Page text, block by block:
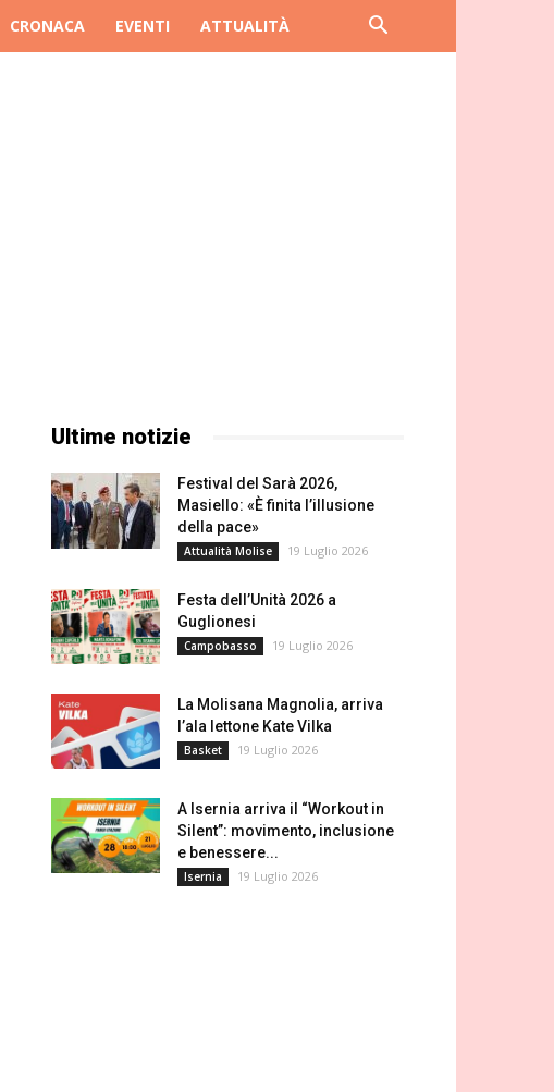
CRONACA EVENTI ATTUALITÀ
Ultime notizie
Festival del Sarà 2026,
Masiello: «È finita l’illusione
della pace»
Attualità Molise 19 Luglio 2026
Festa dell’Unità 2026 a
Guglionesi
Campobasso 19 Luglio 2026
La Molisana Magnolia, arriva
l’ala lettone Kate Vilka
Basket 19 Luglio 2026
A Isernia arriva il “Workout in
Silent”: movimento, inclusione
e benessere...
Isernia 19 Luglio 2026